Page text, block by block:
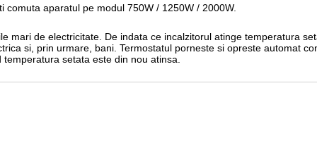
aparatul pe modul 750W / 1250W / 2000W.
mari de electricitate. De indata ce incalzitorul atinge temperatura
si, prin urmare, bani. Termostatul porneste si opreste automat
setata este din nou atinsa.